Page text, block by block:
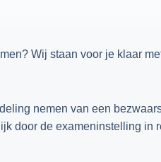
Wij staan voor je klaar
nemen van een
door de exameninstelling in